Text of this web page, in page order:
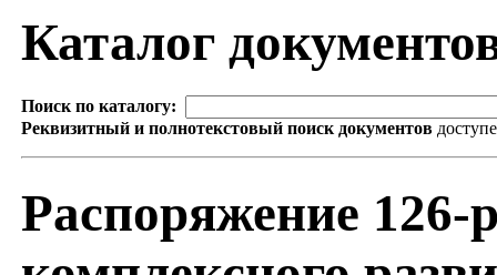
Каталог
Поиск по каталогу:
Реквизитный и полнотекстовый поиск документов
Распоряжение 126-